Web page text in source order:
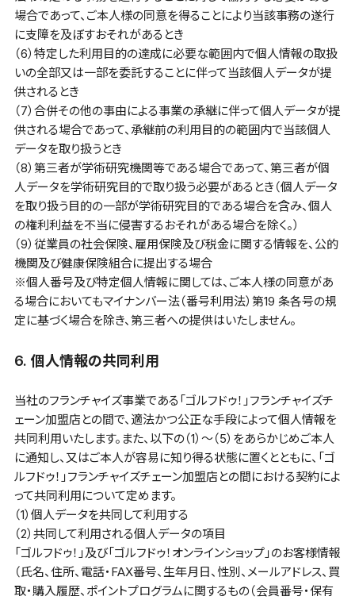
場合であって、ご本人様の同意を得ることにより当該事務の遂行
に支障を及ぼすおそれがあるとき
（6）特定した利用目的の達成に必要な範囲内で個人情報の取扱
いの全部又は一部を委託することに伴って当該個人データが提
供されるとき
（7）合併その他の事由による事業の承継に伴って個人データが提
供される場合であって、承継前の利用目的の範囲内で当該個人
データを取り扱うとき
（8）第三者が学術研究機関等である場合であって、第三者が個
人データを学術研究目的で取り扱う必要があるとき（個人データ
を取り扱う目的の一部が学術研究目的である場合を含み、個人
の権利利益を不当に侵害するおそれがある場合を除く。）
（9）従業員の社会保険、雇用保険及び税金に関する情報を、公的
機関及び健康保険組合に提出する場合
※個人番号及び特定個人情報に関しては、ご本人様の同意があ
る場合においてもマイナンバー法（番号利用法）第19 条各号の規
定に基づく場合を除き、第三者への提供はいたしません。
6. 個人情報の共同利用
当社のフランチャイズ事業である「ゴルフドゥ！」フランチャイズチ
ェーン加盟店との間で、適法かつ公正な手段によって個人情報を
共同利用いたします。また、以下の（1）～（5）をあらかじめご本人
に通知し、又はご本人が容易に知り得る状態に置くとともに、「ゴ
ルフドゥ！」フランチャイズチェーン加盟店との間における契約によ
って共同利用について定めます。
（1）個人データを共同して利用する
（2）共同して利用される個人データの項目
「ゴルフドゥ！」及び「ゴルフドゥ！オンラインショップ」のお客様情報
（氏名、住所、電話・FAX番号、生年月日、性別、メールアドレス、買
取・購入履歴、ポイントプログラムに関するもの（会員番号・保有